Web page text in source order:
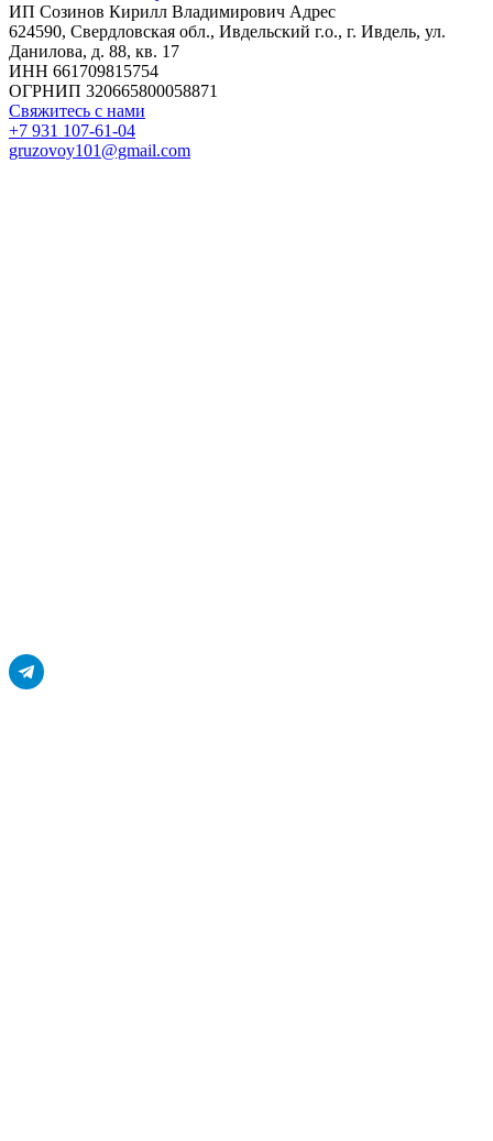
ИП Созинов Кирилл Владимирович Адрес
624590, Свердловская обл., Ивдельский г.о., г. Ивдель, ул.
Данилова, д. 88, кв. 17
ИНН 661709815754
ОГРНИП 320665800058871
Свяжитесь с нами
+7 931 107-61-04
gruzovoy101@gmail.com